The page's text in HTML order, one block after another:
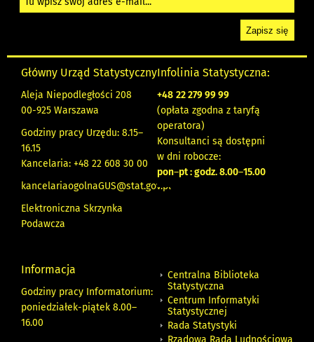
Główny Urząd Statystyczny
Aleja Niepodległości 208
00-925 Warszawa
Godziny pracy Urzędu: 8.15–
16.15
Kancelaria: +48 22 608 30 00
kancelariaogolnaGUS@stat.gov.pl
Elektroniczna Skrzynka
Podawcza
Infolinia Statystyczna:
+48 22 279 99 99
(opłata zgodna z taryfą
operatora)
Konsultanci są dostępni
w dni robocze:
pon–pt : godz. 8.00–15.00
Informacja
Godziny pracy Informatorium:
poniedziałek-piątek 8.00–
16.00
Centralna Biblioteka
Statystyczna
Centrum Informatyki
Statystycznej
Rada Statystyki
Rządowa Rada Ludnościowa